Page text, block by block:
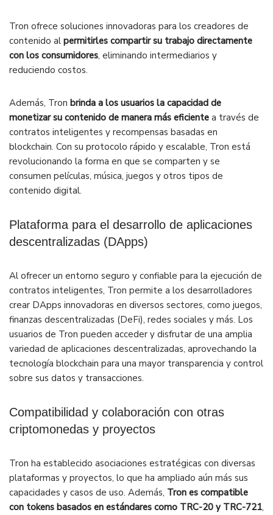
Tron ofrece soluciones innovadoras para los creadores de
contenido al permitirles compartir su trabajo directamente
con los consumidores, eliminando intermediarios y
reduciendo costos.
Además, Tron brinda a los usuarios la capacidad de
monetizar su contenido de manera más eficiente a través de
contratos inteligentes y recompensas basadas en
blockchain. Con su protocolo rápido y escalable, Tron está
revolucionando la forma en que se comparten y se
consumen películas, música, juegos y otros tipos de
contenido digital.
Plataforma para el desarrollo de aplicaciones
descentralizadas (DApps)
Al ofrecer un entorno seguro y confiable para la ejecución de
contratos inteligentes, Tron permite a los desarrolladores
crear DApps innovadoras en diversos sectores, como juegos,
finanzas descentralizadas (DeFi), redes sociales y más. Los
usuarios de Tron pueden acceder y disfrutar de una amplia
variedad de aplicaciones descentralizadas, aprovechando la
tecnología blockchain para una mayor transparencia y control
sobre sus datos y transacciones.
Compatibilidad y colaboración con otras
criptomonedas y proyectos
Tron ha establecido asociaciones estratégicas con diversas
plataformas y proyectos, lo que ha ampliado aún más sus
capacidades y casos de uso. Además, Tron es compatible
con tokens basados en estándares como TRC-20 y TRC-721,